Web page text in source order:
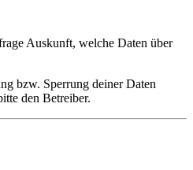
Auskunft, welche Daten über
bzw. Sperrung deiner Daten
den Betreiber.